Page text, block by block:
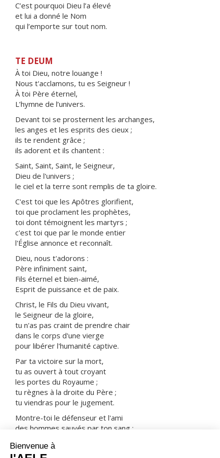
C’est pourquoi Dieu l’a élevé
et lui a donné le Nom
qui l’emporte sur tout nom.
TE DEUM
À toi Dieu, notre louange !
Nous t'acclamons, tu es Seigneur !
À toi Père éternel,
L’hymne de l’univers.
Devant toi se prosternent les archanges,
les anges et les esprits des cieux ;
ils te rendent grâce ;
ils adorent et ils chantent :
Saint, Saint, Saint, le Seigneur,
Dieu de l'univers ;
le ciel et la terre sont remplis de ta gloire.
C'est toi que les Apôtres glorifient,
toi que proclament les prophètes,
toi dont témoignent les martyrs ;
c'est toi que par le monde entier
l'Église annonce et reconnaît.
Dieu, nous t'adorons :
Père infiniment saint,
Fils éternel et bien-aimé,
Esprit de puissance et de paix.
Christ, le Fils du Dieu vivant,
le Seigneur de la gloire,
tu n'as pas craint de prendre chair
dans le corps d'une vierge
pour libérer l'humanité captive.
Par ta victoire sur la mort,
tu as ouvert à tout croyant
les portes du Royaume ;
tu règnes à la droite du Père ;
tu viendras pour le jugement.
Montre-toi le défenseur et l'ami
des hommes sauvés par ton sang :
dans ta joie et dans ta lumière.